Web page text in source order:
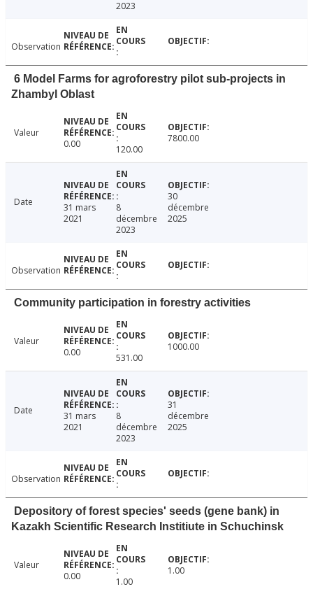
2023
Observation
6 Model Farms for agroforestry pilot sub-projects in
Zhambyl Oblast
Valeur
0.00
120.00
7800.00
Date
31 mars
2021
8
décembre
2023
30
décembre
2025
Observation
Community participation in forestry activities
Valeur
0.00
531.00
1000.00
Date
31 mars
2021
8
décembre
2023
31
décembre
2025
Observation
Depository of forest species' seeds (gene bank) in
Kazakh Scientific Research Institiute in Schuchinsk
Valeur
0.00
1.00
1.00